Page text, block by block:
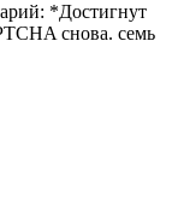
*Достигнут
снова. семь